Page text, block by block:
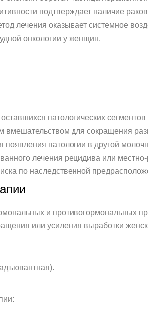
подтверждает наличие
лечения оказывает системное
онкологии у женщин.
патологических
вмешательством для сокращения
появления патологии в другой
лечения рецидива или
по наследственной
и противогормональных
или усиления выработки